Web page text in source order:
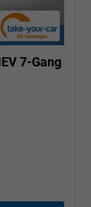
7-Gang